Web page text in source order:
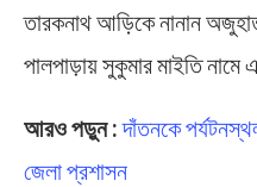
তারকনাথ আড়িকে নানান অজুহাত
পালপাড়ায় সুকুমার মাইতি নামে
আরও পড়ুন : দাঁতনকে
জেলা প্রশাসন